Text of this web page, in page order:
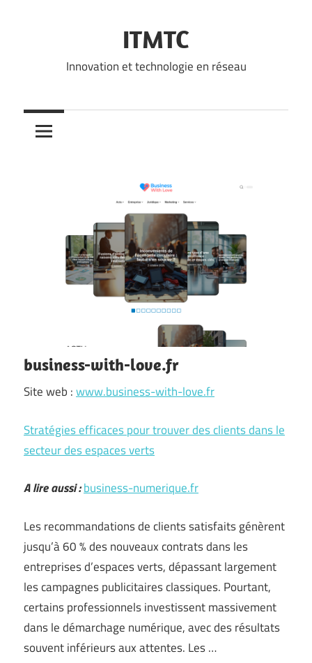
ITMTC
Innovation et technologie en réseau
business-with-love.fr
Site web :www.business-with-love.fr
Stratégies efficaces pour trouver des clients dans le
secteur des espaces verts
A lire aussi :business-numerique.fr
Les recommandations de clients satisfaits génèrent
jusqu’à 60 % des nouveaux contrats dans les
entreprises d’espaces verts, dépassant largement
les campagnes publicitaires classiques. Pourtant,
certains professionnels investissent massivement
dans le démarchage numérique, avec des résultats
souvent inférieurs aux attentes. Les …